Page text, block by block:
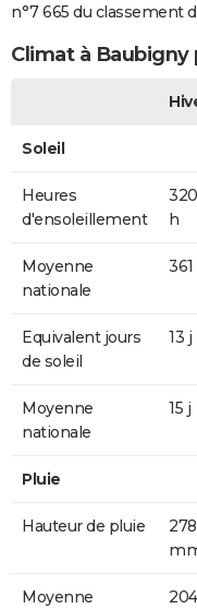
n°7 665 du classement
Climat à Baubigny
Soleil
Heures
d'ensoleillement
320
h
Moyenne
nationale
Equivalent jours
de soleil
13 j
Moyenne
nationale
15 j
Pluie
Hauteur de pluie
278
Moyenne
204